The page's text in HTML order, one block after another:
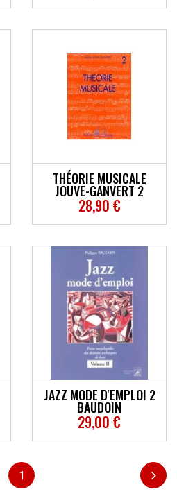
THÉORIE MUSICALE
JOUVE-GANVERT 2
28,90 €
JAZZ MODE D'EMPLOI 2
BAUDOIN
29,00 €
1